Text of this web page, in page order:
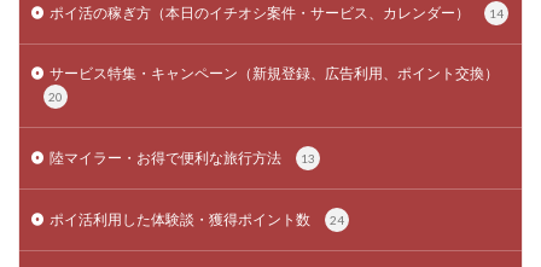
ポイ活の稼ぎ方（本日のイチオシ案件・サービス、カレンダー） 14
サービス特集・キャンペーン（新規登録、広告利用、ポイント交換）
20
陸マイラー・お得で便利な旅行方法 13
ポイ活利用した体験談・獲得ポイント数 24